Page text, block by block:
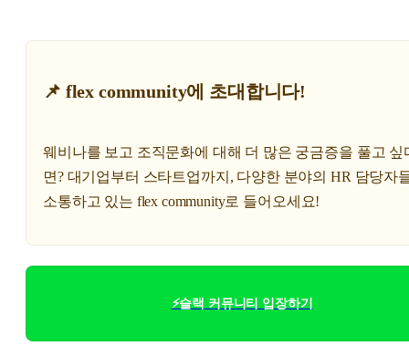
📌 flex community에 초대합니다!
웨비나를 보고 조직문화에 대해 더 많은 궁금증을 풀고 싶
면? 대기업부터 스타트업까지, 다양한 분야의 HR 담당자
소통하고 있는 flex community로 들어오세요!
⚡슬랙 커뮤니티 입장하기